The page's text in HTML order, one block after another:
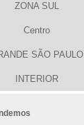
ZONA SUL
Centro
SÃO PAULO
INTERIOR